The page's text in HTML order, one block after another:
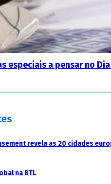
especiais a pensar no
revela as 20 cidades
na BTL